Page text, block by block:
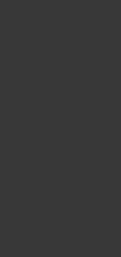
、業界や地域など
力として求められ
額で決定されるこ
集されることがあ
月給などで報酬が
が高く設定される
多岐に渡る場合
が高くても負担が
た案件・求人を選